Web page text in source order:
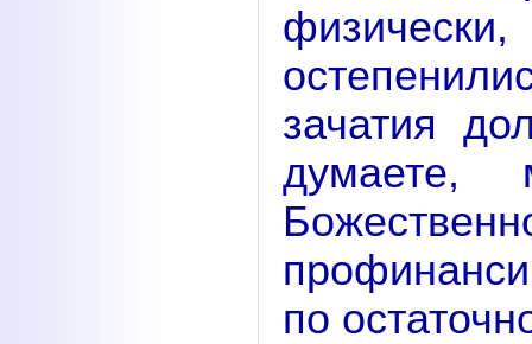
зачатия
думаете,
по